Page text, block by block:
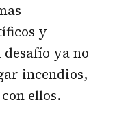
y
ya no
incendios,
ellos.